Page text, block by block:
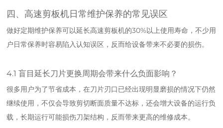
四、高速剪板机日常维护保养的常见误区
做好定期维护保养可以延长高速剪板机的30%以上使用寿命，不少用
户日常保养时容易陷入认知误区，反而给设备带来不必要的损伤。
4.1 盲目延长刀片更换周期会带来什么负面影响？
很多用户为了节省成本，在刀片刃口已经出现明显磨损的情况下仍然
继续使用，不仅会导致剪切断面质量不达标，还会增大设备的运行负
载，长期运行可能损伤刀架结构，反而带来更高的维修成本。